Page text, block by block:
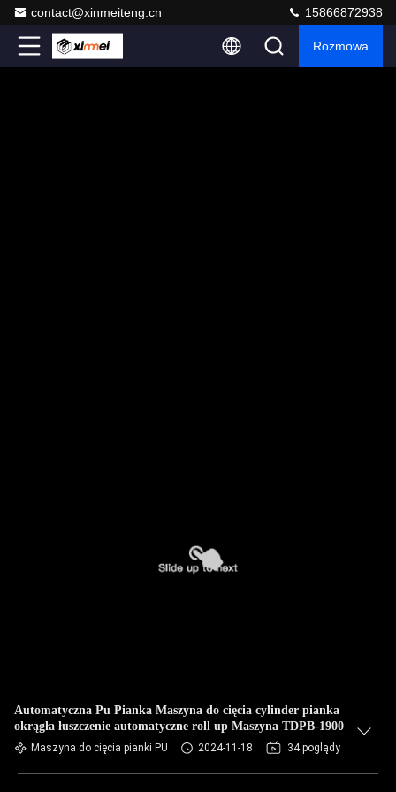
contact@xinmeiteng.cn 15866872938
Rozmowa
Automatyczna Pu Pianka Maszyna do cięcia cylinder pianka
okrągła łuszczenie automatyczne roll up Maszyna TDPB-1900
Maszyna do cięcia pianki PU 2024-11-18 34 poglądy